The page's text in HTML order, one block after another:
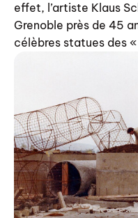
effet, l’artiste Klaus
Grenoble près de 45
célèbres statues des